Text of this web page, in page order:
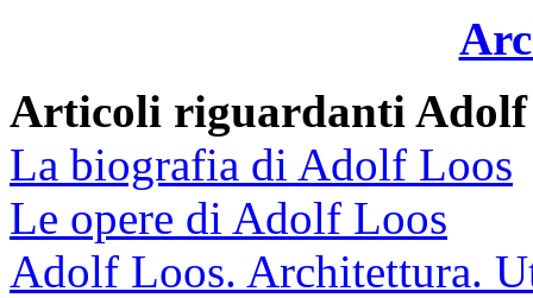
Articoli riguardanti Adolf
La biografia di Adolf Loos
Le opere di Adolf Loos
Adolf Loos. Architettura.